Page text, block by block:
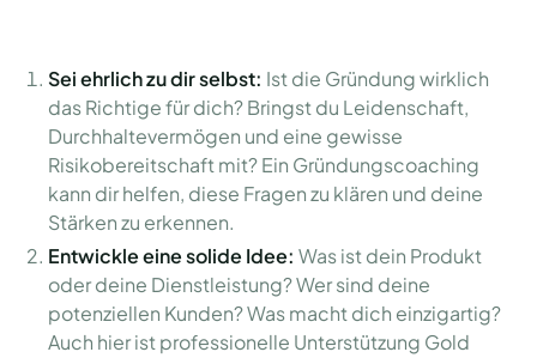
Sei ehrlich zu dir selbst: Ist die Gründung wirklich
das Richtige für dich? Bringst du Leidenschaft,
Durchhaltevermögen und eine gewisse
Risikobereitschaft mit? Ein Gründungscoaching
kann dir helfen, diese Fragen zu klären und deine
Stärken zu erkennen.
Entwickle eine solide Idee: Was ist dein Produkt
oder deine Dienstleistung? Wer sind deine
potenziellen Kunden? Was macht dich einzigartig?
Auch hier ist professionelle Unterstützung Gold